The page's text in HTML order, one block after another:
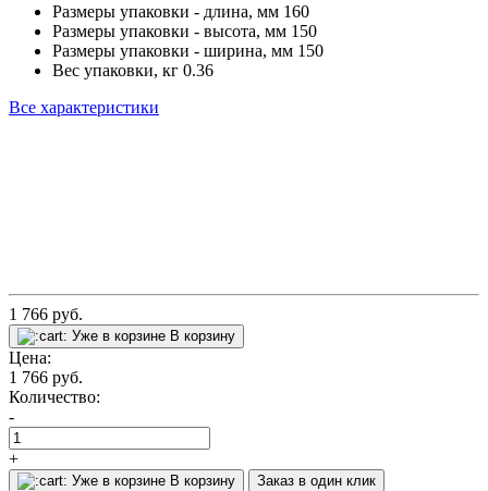
Размеры упаковки - длина, мм 160
Размеры упаковки - высота, мм 150
Размеры упаковки - ширина, мм 150
Вес упаковки, кг 0.36
Все характеристики
1 766 руб.
Уже в корзине В корзину
Цена:
1 766 руб.
Количество:
-
+
Уже в корзине В корзину Заказ в один клик